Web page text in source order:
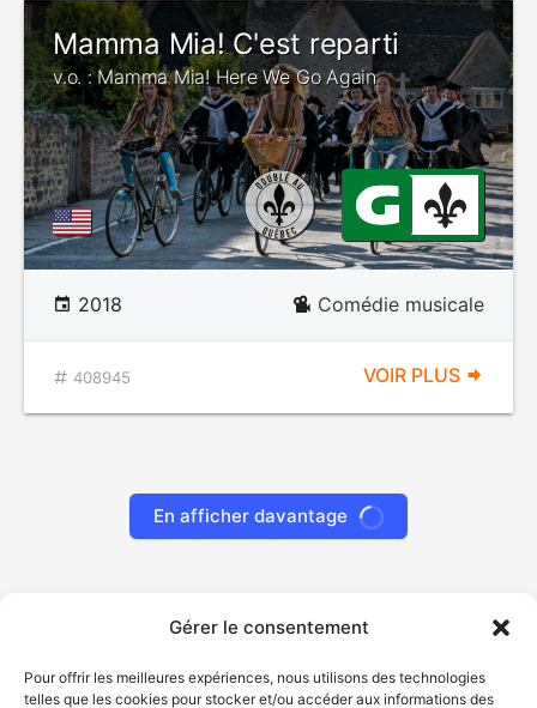
Gérer le consentement
Pour offrir les meilleures expériences, nous utilisons des technologies
telles que les cookies pour stocker et/ou accéder aux informations des
Mamma Mia! C'est reparti
v.o. : Mamma Mia! Here We Go Again
2018 Comédie musicale
408945 VOIR PLUS
En afficher davantage